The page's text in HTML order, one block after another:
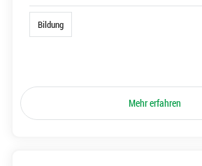
Bildung
Mehr erfahren